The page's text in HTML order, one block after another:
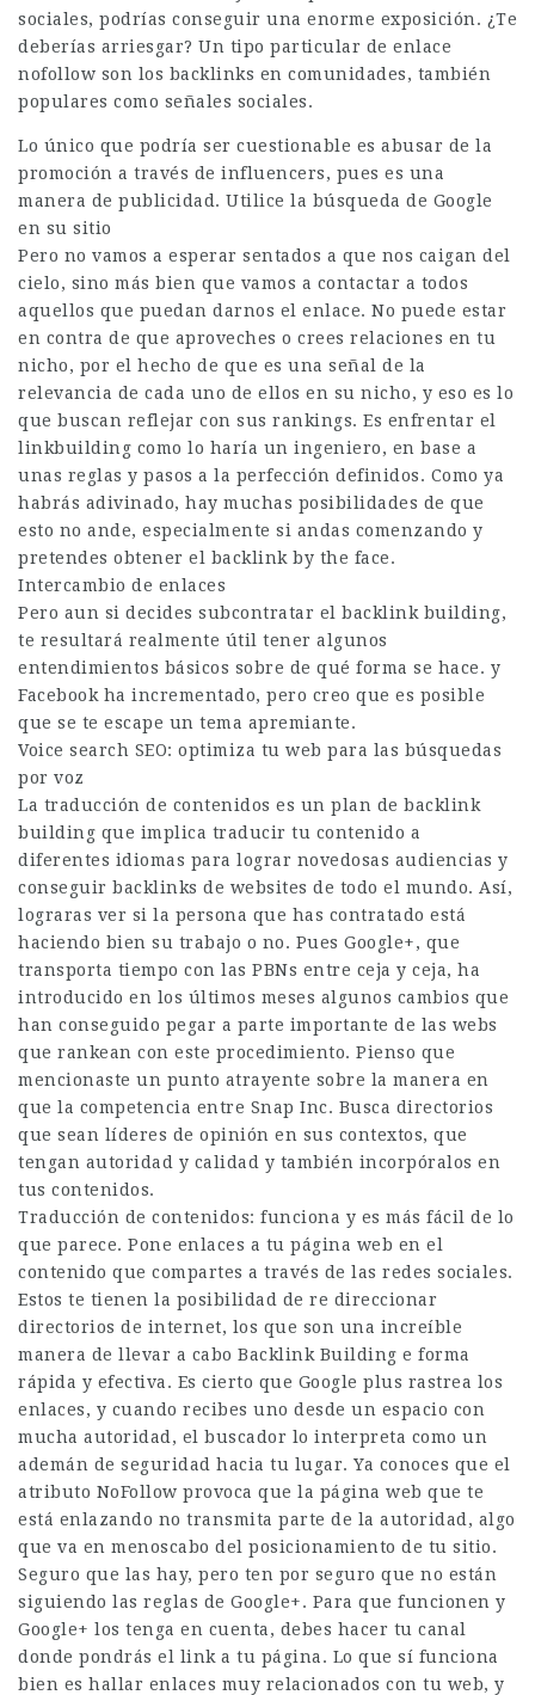
sociales, podrías conseguir una enorme exposición. ¿Te
deberías arriesgar? Un tipo particular de enlace
nofollow son los backlinks en comunidades, también
populares como señales sociales.
Lo único que podría ser cuestionable es abusar de la
promoción a través de influencers, pues es una
manera de publicidad. Utilice la búsqueda de Google
en su sitio
Pero no vamos a esperar sentados a que nos caigan del
cielo, sino más bien que vamos a contactar a todos
aquellos que puedan darnos el enlace. No puede estar
en contra de que aproveches o crees relaciones en tu
nicho, por el hecho de que es una señal de la
relevancia de cada uno de ellos en su nicho, y eso es lo
que buscan reflejar con sus rankings. Es enfrentar el
linkbuilding como lo haría un ingeniero, en base a
unas reglas y pasos a la perfección definidos. Como ya
habrás adivinado, hay muchas posibilidades de que
esto no ande, especialmente si andas comenzando y
pretendes obtener el backlink by the face.
Intercambio de enlaces
Pero aun si decides subcontratar el backlink building,
te resultará realmente útil tener algunos
entendimientos básicos sobre de qué forma se hace. y
Facebook ha incrementado, pero creo que es posible
que se te escape un tema apremiante.
Voice search SEO: optimiza tu web para las búsquedas
por voz
La traducción de contenidos es un plan de backlink
building que implica traducir tu contenido a
diferentes idiomas para lograr novedosas audiencias y
conseguir backlinks de websites de todo el mundo. Así,
lograras ver si la persona que has contratado está
haciendo bien su trabajo o no. Pues Google+, que
transporta tiempo con las PBNs entre ceja y ceja, ha
introducido en los últimos meses algunos cambios que
han conseguido pegar a parte importante de las webs
que rankean con este procedimiento. Pienso que
mencionaste un punto atrayente sobre la manera en
que la competencia entre Snap Inc. Busca directorios
que sean líderes de opinión en sus contextos, que
tengan autoridad y calidad y también incorpóralos en
tus contenidos.
Traducción de contenidos: funciona y es más fácil de lo
que parece. Pone enlaces a tu página web en el
contenido que compartes a través de las redes sociales.
Estos te tienen la posibilidad de re direccionar
directorios de internet, los que son una increíble
manera de llevar a cabo Backlink Building e forma
rápida y efectiva. Es cierto que Google plus rastrea los
enlaces, y cuando recibes uno desde un espacio con
mucha autoridad, el buscador lo interpreta como un
ademán de seguridad hacia tu lugar. Ya conoces que el
atributo NoFollow provoca que la página web que te
está enlazando no transmita parte de la autoridad, algo
que va en menoscabo del posicionamiento de tu sitio.
Seguro que las hay, pero ten por seguro que no están
siguiendo las reglas de Google+. Para que funcionen y
Google+ los tenga en cuenta, debes hacer tu canal
donde pondrás el link a tu página. Lo que sí funciona
bien es hallar enlaces muy relacionados con tu web, y